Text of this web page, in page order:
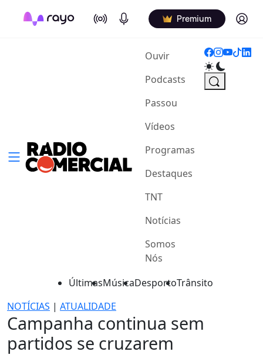
On Air Podcasts Premium Log in
Ouvir(current)
Podcasts
Passou
Vídeos
Programas
Destaques
TNT
Notícias
Somos
Nós
ÚltimasMúsicaDesportoTrânsito
NOTÍCIAS | ATUALIDADE
Campanha continua sem
partidos se cruzarem